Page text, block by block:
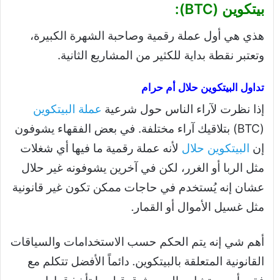
بيتكوين (BTC):
هذي هي أول عملة رقمية وصاحبة الشهرة الكبيرة،
وتعتبر نقطة بداية للكثير من المشاريع الثانية.
تداول البيتكوين حلال أم حرام
إذا نظرت لآراء الناس حول شرعية عملة البيتكوين
(BTC) بتلاقيك آراء مختلفة. في بعض الفقهاء يشوفون
إن البيتكوين حلال لأنه عملة رقمية ما فيها أي شغلات
مثل الربا أو الغرر، لكن في آخرين يشوفونه غير حلال
عشان إنه يُستخدم في حاجات ممكن تكون غير قانونية
مثل غسيل الأموال أو القمار.
أهم شي إنه يتم الحكم حسب الاستخدامات والسياقات
القانونية المتعلقة بالبيتكوين. دائماً الأفضل تتكلم مع